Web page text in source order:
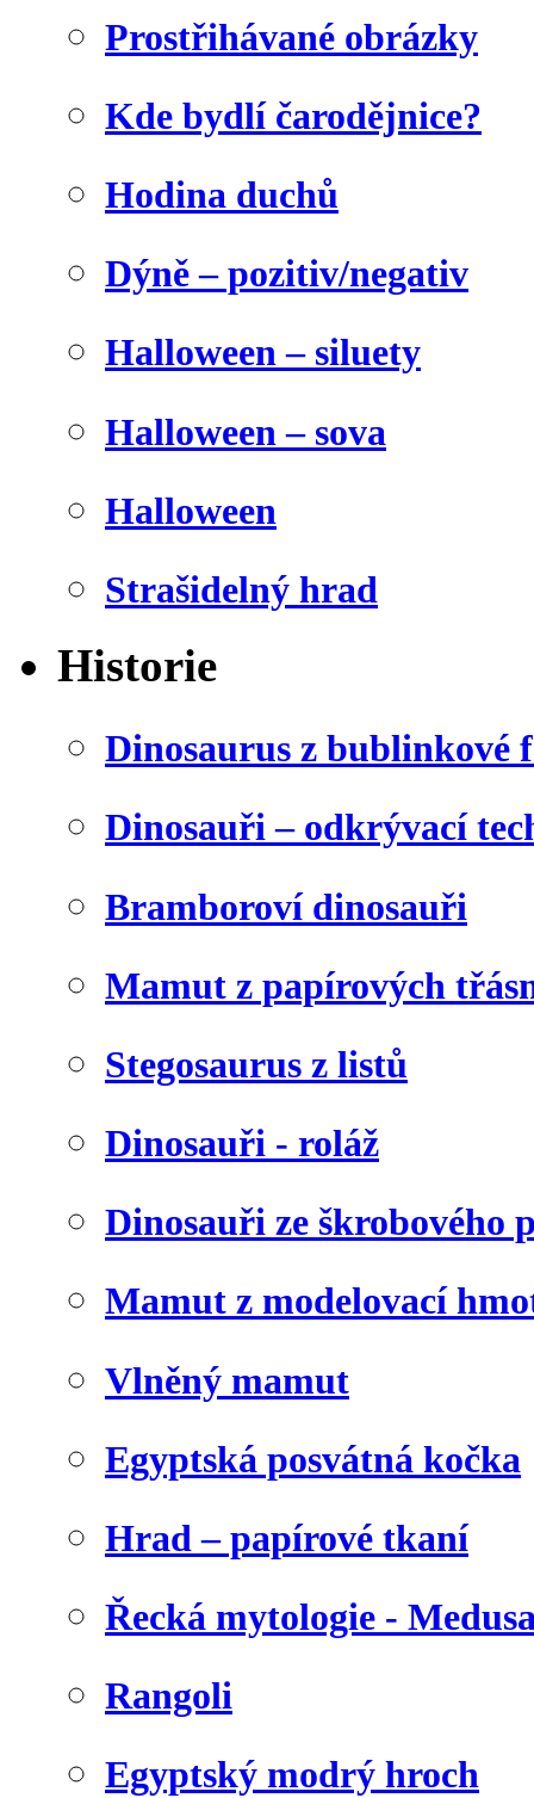
Prostřihávané obrázky
Kde bydlí čarodějnice?
Hodina duchů
Dýně – pozitiv/negativ
Halloween – siluety
Halloween – sova
Halloween
Strašidelný hrad
Historie
Dinosaurus z bublinkové
Dinosauři – odkrývací
Bramboroví dinosauři
Mamut z papírových
Stegosaurus z listů
Dinosauři - roláž
Dinosauři ze škrobového
Mamut z modelovací
Vlněný mamut
Egyptská posvátná kočka
Hrad – papírové tkaní
Řecká mytologie -
Rangoli
Egyptský modrý hroch